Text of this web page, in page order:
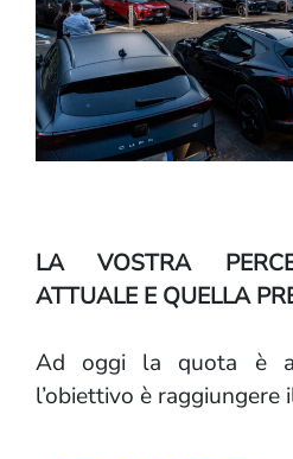
LA VOSTRA
ATTUALE E QUELLA
Ad oggi la quota è
l’obiettivo è raggiungere